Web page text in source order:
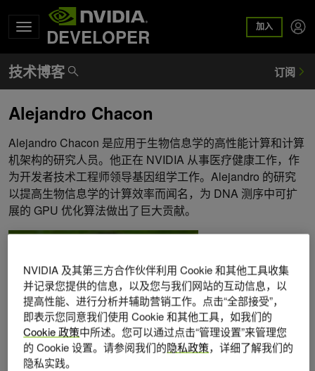
DEVELOPER 加入
Alejandro Chacon
Alejandro Chacon 是应用于生物信息学的高性能计算和计算
机架构的研究人员。他正在 NVIDIA 从事医疗健康工作，作
为开发者技术工程师领导基因组学工作。Alejandro 的研究
以提高生物信息学的计算效率而闻名，为 DNA 测序中可扩
展的 GPU 优化算法做出了巨大贡献。
NVIDIA 及其第三方合作伙伴利用 Cookie 和其他工具收集
并记录您提供的信息，以及您与我们网站的互动信息，以
提高性能、进行分析并辅助营销工作。点击“全部接受”，
即表示您同意我们使用 Cookie 和其他工具，如我们的
Cookie 政策中所述。您可以通过点击“管理设置”来管理您
的 Cookie 设置。请参阅我们的隐私政策，详细了解我们的
隐私实践。